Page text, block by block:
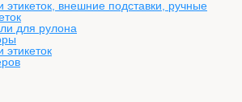
этикеток, внешние подставки, ручные
для рулона